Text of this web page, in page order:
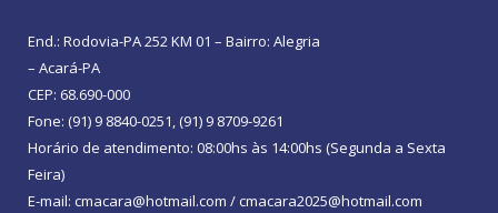
End.: Rodovia-PA 252 KM 01 – Bairro: Alegria
– Acará-PA
CEP: 68.690-000
Fone: (91) 9 8840-0251, (91) 9 8709-9261
Horário de atendimento: 08:00hs às 14:00hs (Segunda a Sexta
Feira)
E-mail: cmacara@hotmail.com / cmacara2025@hotmail.com